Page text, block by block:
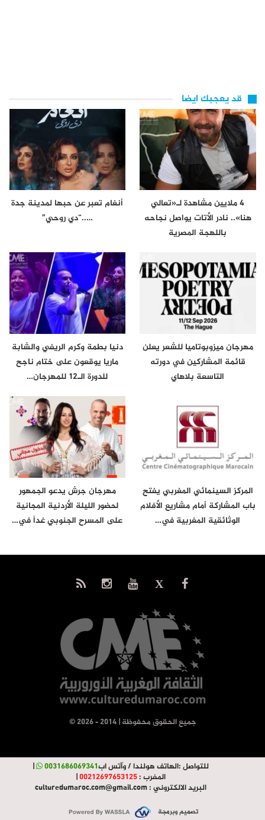
قد يعجبك ايضا
4 ملايين مشاهدة لـ«تعالي
هنا».. نادر الأتات يواصل نجاحه
باللهجة المصرية
أنغام تعبر عن حبها لمدينة جدة
…..“دي روحي”
مهرجان ميزوبوتاميا للشعر يعلن
قائمة المشاركين في دورته
التاسعة بلاهاي
دنيا بطمة وكرم الريفي والشابة
ماريا يوقعون على ختام ناجح
للدورة الـ12 للمهرجان…
المركز السينمائي المغربي يفتح
باب المشاركة أمام مشاريع الأفلام
الوثائقية المغربية في…
مهرجان جرش يدعو الجمهور
لحضور الليلة الأردنية المجانية
على المسرح الجنوبي غداً في…
© جميع الحقوق محفوظة | 2014 - 2026
للتواصل :الهاتف هولندا / وآتس اب0031686069341
|
المغرب :00212697653125
|
البريد الالكتروني :culturedumaroc.com@gmail.com
تصميم وبرمجة